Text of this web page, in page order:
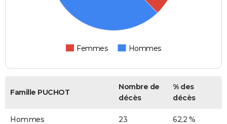
Femmes Hommes
Famille PUCHOT
Nombre de
décès
% des
décès
Hommes 23 62,2 %